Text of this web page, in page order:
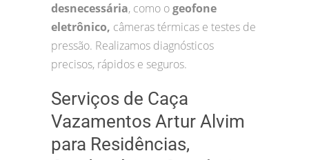
desnecessária, como ogeofone
eletrônico, câmeras térmicas e testes de
pressão. Realizamos diagnósticos
precisos, rápidos e seguros.
Serviços de Caça
Vazamentos Artur Alvim
para Residências,